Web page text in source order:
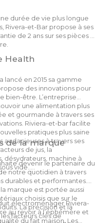
durée de vie plus longue
Rivera-et-Bar propose à ses
de 2 ans sur ses pièces et
Health
lancé en 2015 sa gamme
des innovations pour
bien-être. L’entreprise
une alimentation plus
et gourmande à travers ses
Riviera-et-bar facilite
pratiques plus saine
audacieuses à travers ses
de jus, la
désydrateurs, machine à
vide…..
de la marque
devenir le partenaire du
notre quotidien à travers
durables et performantes.
marque est portée aussi
choisis que sur le
La précision et la
facteurs clés de
électroménager Riviera-
au revoir à l’éphémère et
du fait maison. Les